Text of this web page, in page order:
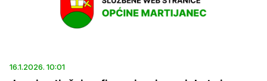
16.1.2026. 10:01